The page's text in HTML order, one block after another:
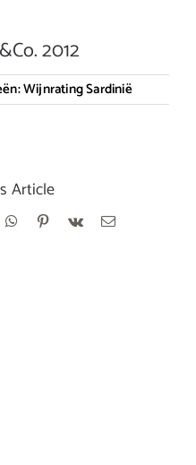
2012
Wijnrating Sardinië
Article
WhatsApp
Pinterest
Vk
E-